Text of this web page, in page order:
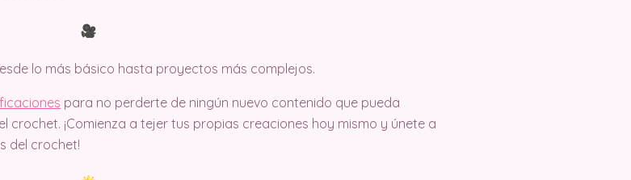
lo más básico hasta proyectos más complejos.
para no perderte de ningún nuevo contenido que pueda
¡Comienza a tejer tus propias creaciones hoy mismo y únete a
del crochet!